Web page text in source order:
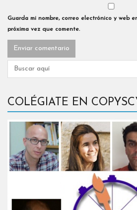
Guarda mi nombre, correo electrónico y web
próxima vez que comente.
COLÉGIATE EN